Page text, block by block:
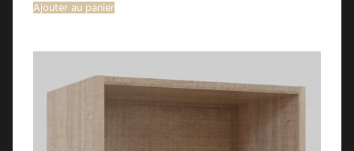
Ajouter au panier